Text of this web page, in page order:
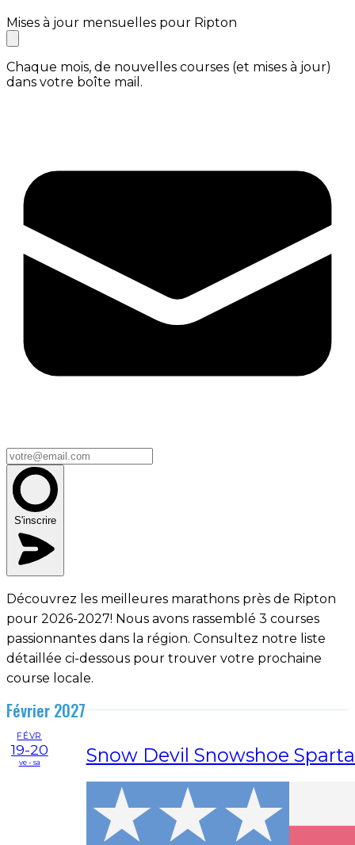
Mises à jour mensuelles pour Ripton
Chaque mois, de nouvelles courses (et mises à jour)
dans votre boîte mail.
S'inscrire
Découvrez les meilleures marathons près de Ripton
pour 2026-2027! Nous avons rassemblé 3 courses
passionnantes dans la région. Consultez notre liste
détaillée ci-dessous pour trouver votre prochaine
course locale.
Février 2027
FÉVR
19-20
ve - sa Snow Devil Snowshoe